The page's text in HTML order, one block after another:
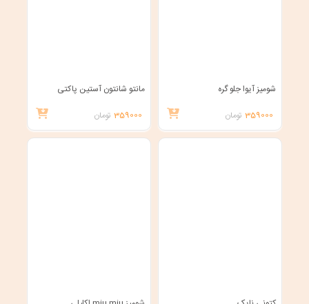
شومیز آیوا جلو گره
359000 تومان
مانتو شانتون آستین پاکتی
359000 تومان